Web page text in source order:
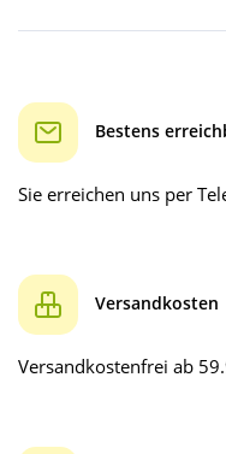
Bestens
Sie erreichen uns per
Versandkosten
Versandkostenfrei ab